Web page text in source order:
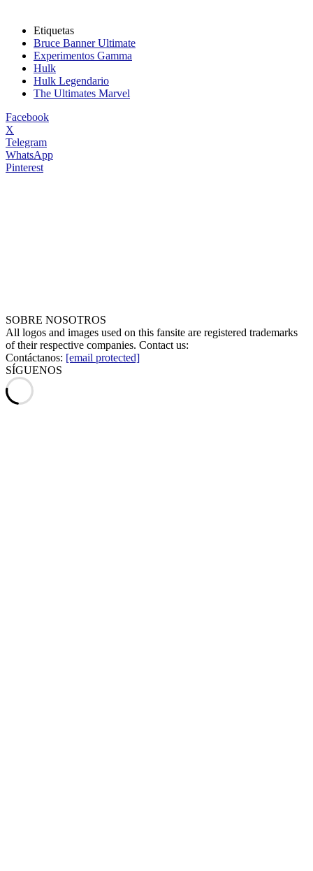
Etiquetas
Bruce Banner Ultimate
Experimentos Gamma
Hulk
Hulk Legendario
The Ultimates Marvel
Facebook
X
Telegram
WhatsApp
Pinterest
SOBRE NOSOTROS
All logos and images used on this fansite are registered trademarks
of their respective companies. Contact us:
Contáctanos: [email protected]
SÍGUENOS